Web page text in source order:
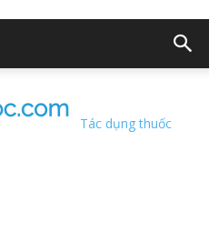
Tác dụng thuốc